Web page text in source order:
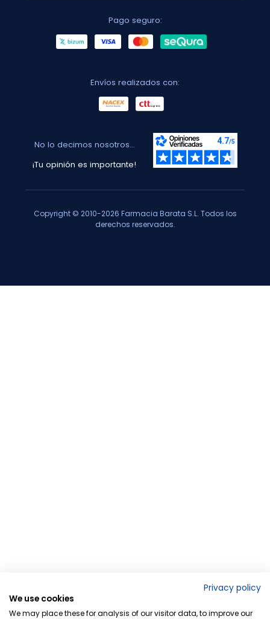
Pago seguro:
Envíos realizados con:
No lo decimos nosotros...
¡Tu opinión es importante!
Copyright © 2010-2026 Farmacia Barata S.L. Todos los
derechos reservados.
Privacy policy
We use cookies
We may place these for analysis of our visitor data, to improve our